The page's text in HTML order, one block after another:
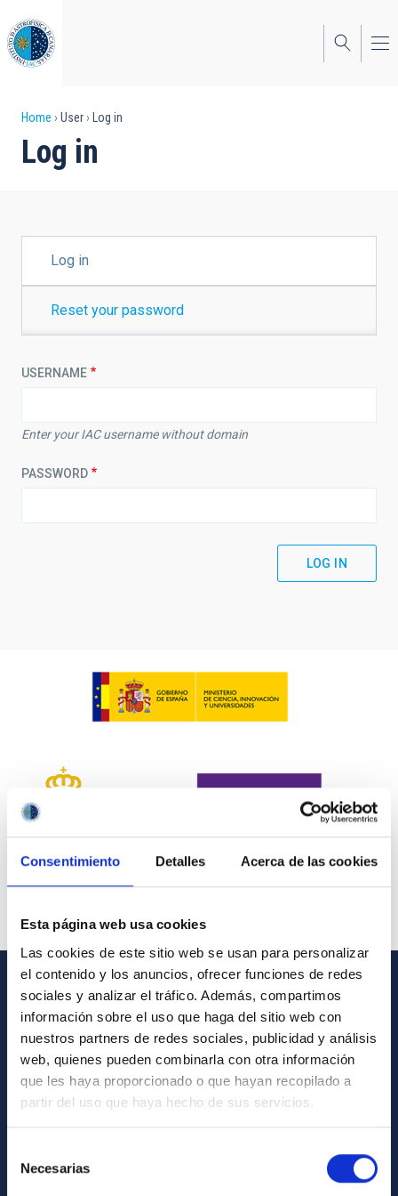
Consentimiento Detalles Acerca de las cookies
Esta página web usa cookies
Las cookies de este sitio web se usan para personalizar
el contenido y los anuncios, ofrecer funciones de redes
sociales y analizar el tráfico. Además, compartimos
información sobre el uso que haga del sitio web con
nuestros partners de redes sociales, publicidad y análisis
web, quienes pueden combinarla con otra información
que les haya proporcionado o que hayan recopilado a
partir del uso que haya hecho de sus servicios.
Necesarias
to
main
content
Breadcrumb
Home User Log in
Log in
TABSLog in
Reset your password
USERNAME
Enter your IAC username without domain
PASSWORD
GENERAL INFORMATION
Contact
How to get to the IAC
List of personnel
Library
General register